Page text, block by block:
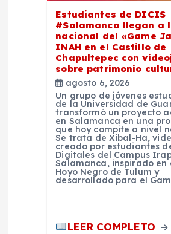
Estudiantes de DICIS
#Salamanca llegan a
nacional del «Game
INAH en el Castillo de
Chapultepec con
sobre patrimonio
agosto 6, 2026
Un grupo de jóvenes
de la Universidad de
transformó un proyecto
en Salamanca en una
que hoy compite a nivel
Se trata de Xibal-Ha,
creado por estudiantes
Digitales del Campus
Salamanca, inspirado en
Hoyo Negro de Tulum y
desarrollado para el
LEER COMPLETO